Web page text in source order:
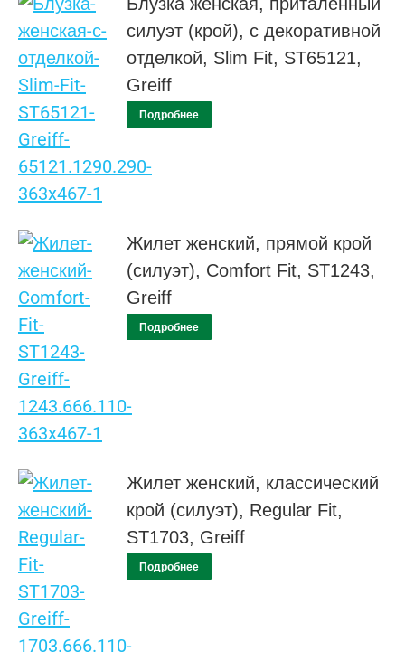
силуэт (крой), с декоративной
отделкой, Slim Fit, ST65121,
Greiff
Подробнее
Жилет женский, прямой крой
(силуэт), Comfort Fit, ST1243,
Greiff
Подробнее
Жилет женский, классический
крой (силуэт), Regular Fit,
ST1703, Greiff
Подробнее